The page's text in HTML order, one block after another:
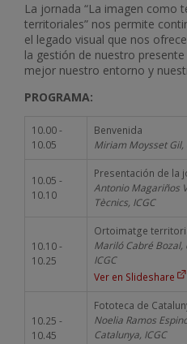
La jornada “La imagen como
territoriales” nos permite
el legado visual que nos
la gestión de nuestro
mejor nuestro entorno y
PROGRAMA:
10.00 -
10.05
Benvenida
Miriam Moysset
10.05 -
10.10
Presentación de la
Antonio Magariños
Tècnics, ICGC
10.10 -
10.25
Ortoimatge
Mariló Cabré Bozal,
ICGC
Ver en Slideshare
10.25 -
10.45
Fototeca de
Noelia Ramos
Catalunya, ICGC